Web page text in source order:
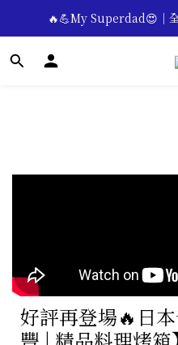
🔥💪My Superdad😍｜
🔥💪My Superdad😍｜
💕七夕限定💕美髮造型
好評再登場🔥日